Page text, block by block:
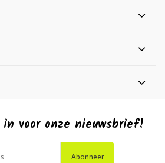
voor onze nieuwsbrief!
Abonneer